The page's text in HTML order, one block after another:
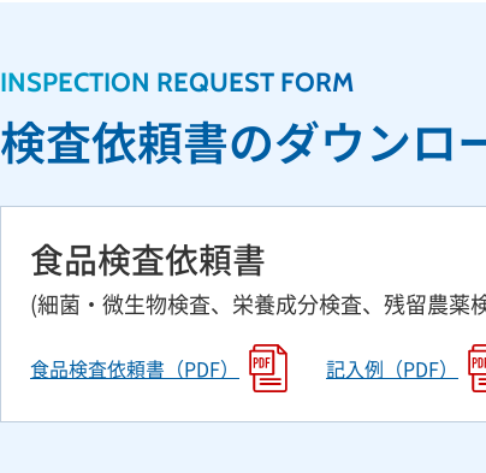
INSPECTION REQUEST FORM
検査依頼書のダウンロ
食品検査依頼書
(細菌・微生物検査、栄養成分検査、残留農
食品検査依頼書（PDF） 記入例（PDF）